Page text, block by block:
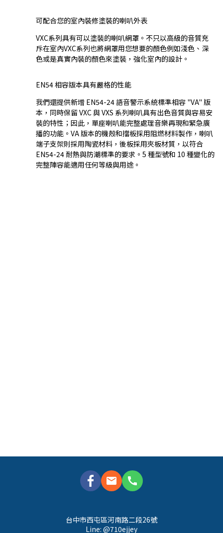
可配合您的室內裝修塗裝的喇叭外表
VXC系列具有可以塗裝的喇叭網罩。不只以高級的音質充
斥在室內VXC系列也將網罩用您想要的顏色例如淺色、深
色或是真實內裝的顏色來塗裝，強化室內的設計。
EN54 相容版本具有嚴格的性能
我們還提供新增 EN54-24 語音警示系統標準相容 "VA" 版
本，同時保留 VXC 與 VXS 系列喇叭具有出色音質與容易安
裝的特性；因此，單座喇叭能完整處理音樂再現和緊急廣
播的功能。VA 版本的機殼和擋板採用阻燃材料製作，喇叭
端子支架則採用陶瓷材料，後板採用夾板材質，以符合
EN54-24 耐熱與防潮標準的要求。5 種型號和 10 種變化的
完整陣容能適用任何等級與用途。
mail call
台中市西屯區河南路二段26號
Line: @710ejjey